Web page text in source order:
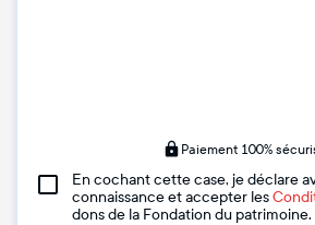
Paiement 100%
En cochant cette case, je déclare
connaissance et accepter les
dons de la Fondation du patrimoine.